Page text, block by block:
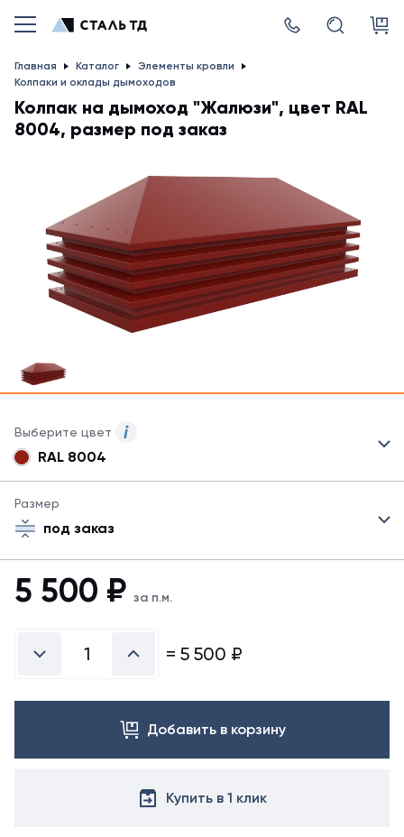
Главная Каталог
Элементы кровли
Колпаки и оклады дымоходов
Колпак на дымоход "Жалюзи", цвет RAL
8004, размер под заказ
Выберите цвет
данного
Для
свяжитесь
RAL 8004
Размер
под заказ
5 500 ₽ за п.м.
= 5 500 ₽
Добавить в корзину
Купить в 1 клик